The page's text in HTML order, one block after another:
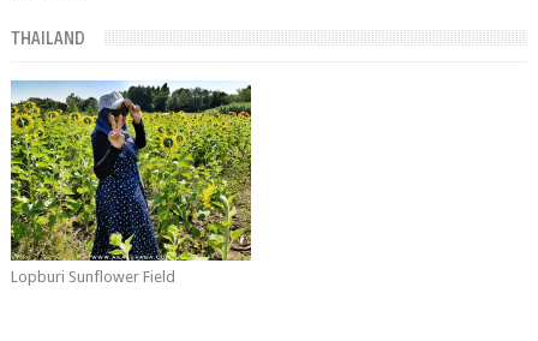
THAILAND
Lopburi Sunflower Field